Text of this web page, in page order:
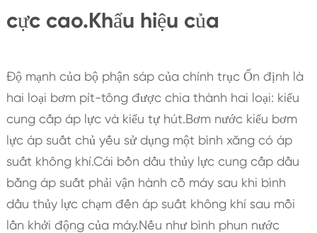
cực cao.Khẩu hiệu của
Độ mạnh của bộ phận sáp của chính trục Ổn định là
hai loại bơm pít-tông được chia thành hai loại: kiểu
cung cấp áp lực và kiểu tự hút.Bơm nước kiểu bơm
lực áp suất chủ yếu sử dụng một bình xăng có áp
suất không khí.Cái bồn dầu thủy lực cung cấp dầu
bằng áp suất phải vận hành cỗ máy sau khi bình
dầu thủy lực chạm đến áp suất không khí sau mỗi
lần khởi động của máy.Nếu như bình phun nước